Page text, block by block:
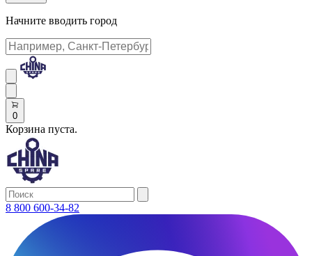
Начните вводить город
0
Корзина пуста.
8 800 600-34-82